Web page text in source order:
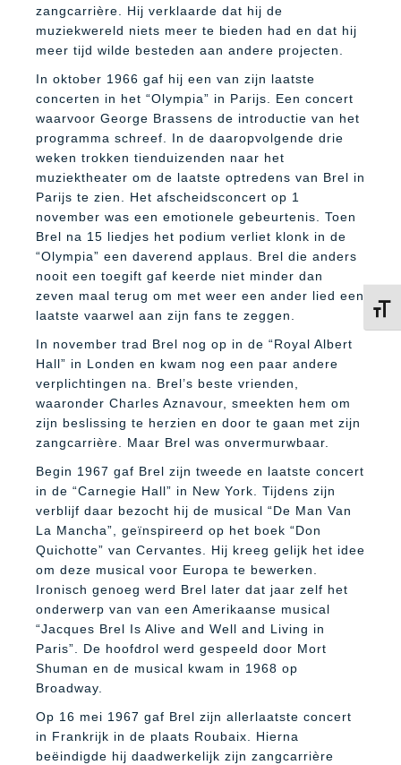
zangcarrière. Hij verklaarde dat hij de
muziekwereld niets meer te bieden had en dat hij
meer tijd wilde besteden aan andere projecten.
In oktober 1966 gaf hij een van zijn laatste
concerten in het “Olympia” in Parijs. Een concert
waarvoor George Brassens de introductie van het
programma schreef. In de daaropvolgende drie
weken trokken tienduizenden naar het
muziektheater om de laatste optredens van Brel in
Parijs te zien. Het afscheidsconcert op 1
november was een emotionele gebeurtenis. Toen
Brel na 15 liedjes het podium verliet klonk in de
“Olympia” een daverend applaus. Brel die anders
nooit een toegift gaf keerde niet minder dan
zeven maal terug om met weer een ander lied een
laatste vaarwel aan zijn fans te zeggen.
In november trad Brel nog op in de “Royal Albert
Hall” in Londen en kwam nog een paar andere
verplichtingen na. Brel’s beste vrienden,
waaronder Charles Aznavour, smeekten hem om
zijn beslissing te herzien en door te gaan met zijn
zangcarrière. Maar Brel was onvermurwbaar.
Begin 1967 gaf Brel zijn tweede en laatste concert
in de “Carnegie Hall” in New York. Tijdens zijn
verblijf daar bezocht hij de musical “De Man Van
La Mancha”, geïnspireerd op het boek “Don
Quichotte” van Cervantes. Hij kreeg gelijk het idee
om deze musical voor Europa te bewerken.
Ironisch genoeg werd Brel later dat jaar zelf het
onderwerp van van een Amerikaanse musical
“Jacques Brel Is Alive and Well and Living in
Paris”. De hoofdrol werd gespeeld door Mort
Shuman en de musical kwam in 1968 op
Broadway.
Op 16 mei 1967 gaf Brel zijn allerlaatste concert
in Frankrijk in de plaats Roubaix. Hierna
beëindigde hij daadwerkelijk zijn zangcarrière